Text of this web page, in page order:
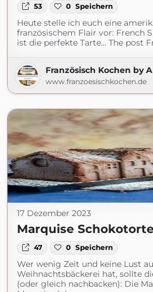
53 0 Speichern
Heute stelle ich euch eine
französischem Flair vor: French
ist die perfekte Tarte... The post
Französisch Kochen by
www.franzoesischkochen.de
17 Dezember 2023
Marquise Schokotorte
47 0 Speichern
Wer wenig Zeit und keine Lust
Weihnachtsbäckerei hat, sollte
(oder gleich nachbacken): Die